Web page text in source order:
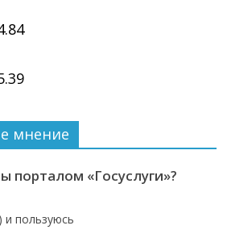
мнение
порталом «Госуслуги»?
и пользуюсь